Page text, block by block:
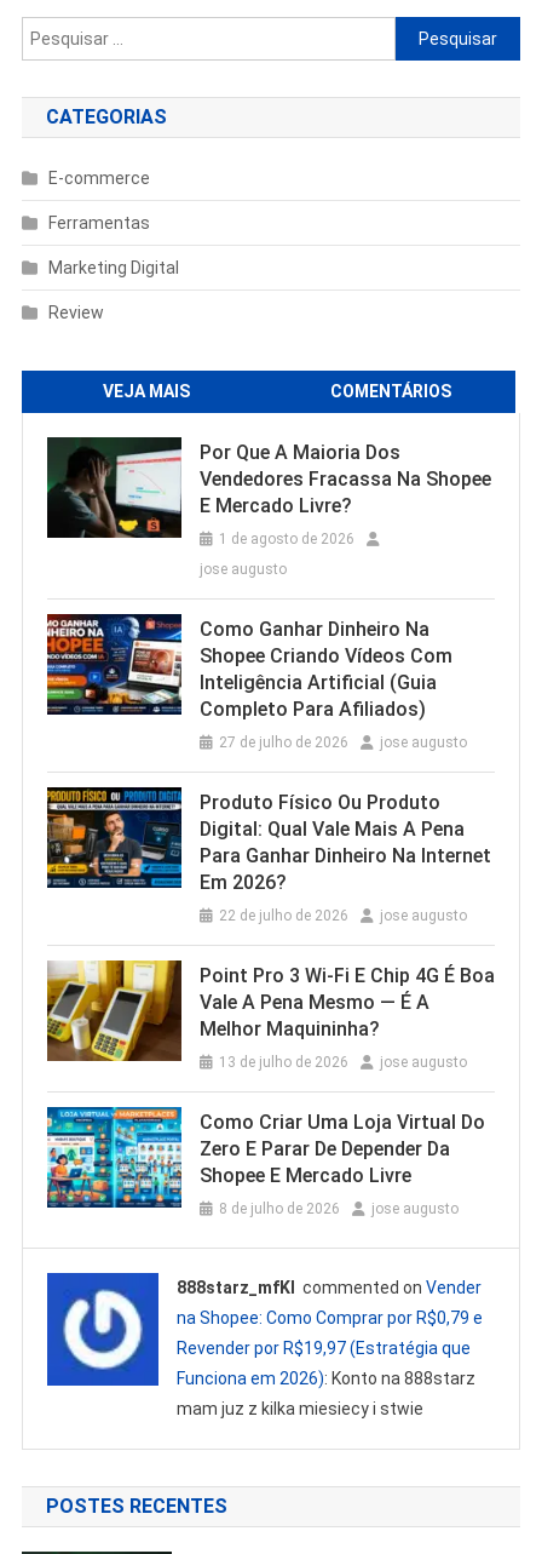
Pesquisar
por:
CATEGORIAS
E-commerce
Ferramentas
Marketing Digital
Review
VEJA MAIS COMENTÁRIOS
Por Que A Maioria Dos
Vendedores Fracassa Na Shopee
E Mercado Livre?
1 de agosto de 2026
jose augusto
Como Ganhar Dinheiro Na
Shopee Criando Vídeos Com
Inteligência Artificial (Guia
Completo Para Afiliados)
27 de julho de 2026 jose augusto
Produto Físico Ou Produto
Digital: Qual Vale Mais A Pena
Para Ganhar Dinheiro Na Internet
Em 2026?
22 de julho de 2026 jose augusto
Point Pro 3 Wi‑Fi E Chip 4G É Boa
Vale A Pena Mesmo — É A
Melhor Maquininha?
13 de julho de 2026 jose augusto
Como Criar Uma Loja Virtual Do
Zero E Parar De Depender Da
Shopee E Mercado Livre
8 de julho de 2026 jose augusto
888starz_mfKl commented onVender
na Shopee: Como Comprar por R$0,79 e
Revender por R$19,97 (Estratégia que
Funciona em 2026): Konto na 888starz
mam juz z kilka miesiecy i stwie
POSTES RECENTES